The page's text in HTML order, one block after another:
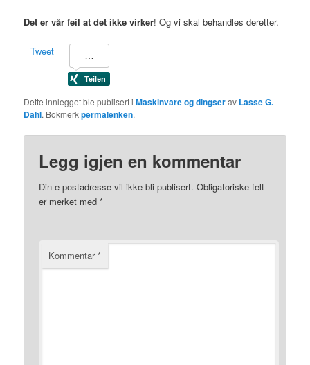
Det er vår feil at det ikke virker! Og vi skal behandles deretter.
Tweet
Dette innlegget ble publisert iMaskinvare og dingserav Lasse G.
Dahl. Bokmerkpermalenken.
Legg igjen en kommentar
Din e-postadresse vil ikke bli publisert. Obligatoriske felt
er merket med*
Kommentar*